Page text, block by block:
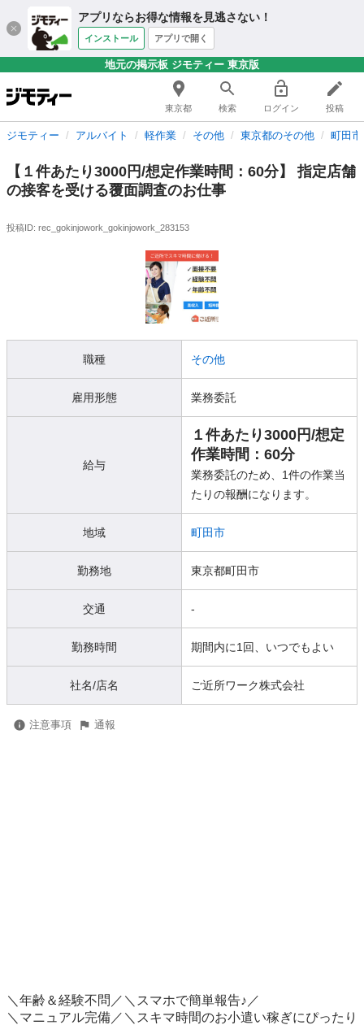
アプリならお得な情報を見逃さない！
インストール アプリで開く
地元の掲示板 ジモティー 東京版
東京都 検索 ログイン 投稿
ジモティー アルバイト 軽作業 その他 東京都のその他 町田
【１件あたり3000円/想定作業時間：60分】 指定店舗
の接客を受ける覆面調査のお仕事
投稿ID: rec_gokinjowork_gokinjowork_283153
職種 その他
雇用形態 業務委託
給与
１件あたり3000円/想定
作業時間：60分
業務委託のため、1件の作業当
たりの報酬になります。
地域 町田市
勤務地 東京都町田市
交通 -
勤務時間 期間内に1回、いつでもよい
社名/店名 ご近所ワーク株式会社
注意事項 通報
＼年齢＆経験不問／＼スマホで簡単報告♪／
＼マニュアル完備／＼スキマ時間のお小遣い稼ぎにぴったり